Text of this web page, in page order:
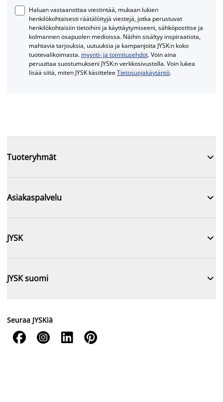
Haluan vastaanottaa viestintää, mukaan lukien
henkilökohtaisesti räätälöityjä viestejä, jotka perustuvat
henkilökohtaisiin tietoihini ja käyttäytymiseeni, sähköpostitse ja
kolmannen osapuolen medioissa. Näihin sisältyy inspiraatiota,
mahtavia tarjouksia, uutuuksia ja kampanjoita JYSK:n koko
tuotevalikoimasta. myynti- ja toimitusehdot. Voin aina
peruuttaa suostumukseni JYSK:n verkkosivustolla. Voin lukea
lisää siitä, miten JYSK käsitteleeTietosuojakäytäntö.
Tuoteryhmät 
Asiakaspalvelu 
JYSK 
JYSK suomi 
Seuraa JYSKiä
   